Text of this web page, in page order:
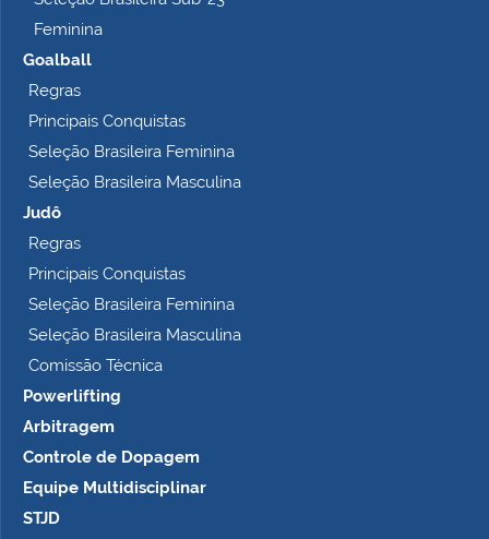
Feminina
Goalball
Regras
Principais Conquistas
Seleção Brasileira Feminina
Seleção Brasileira Masculina
Judô
Regras
Principais Conquistas
Seleção Brasileira Feminina
Seleção Brasileira Masculina
Comissão Técnica
Powerlifting
Arbitragem
Controle de Dopagem
Equipe Multidisciplinar
STJD